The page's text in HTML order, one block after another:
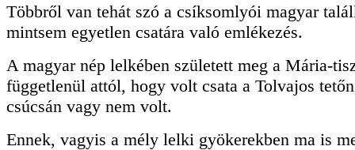
Többről van tehát szó a csíksomlyói magyar
mintsem egyetlen csatára való emlékezés.
A magyar nép lelkében született meg a Mária-
függetlenül attól, hogy volt csata a Tolvajos
csúcsán vagy nem volt.
Ennek, vagyis a mély lelki gyökerekben ma is